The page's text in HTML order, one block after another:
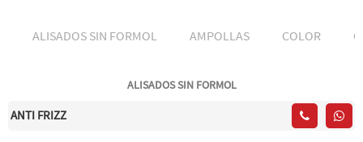
ALISADOS SIN FORMOL AMPOLLAS COLOR
ALISADOS SIN FORMOL
ANTI FRIZZ